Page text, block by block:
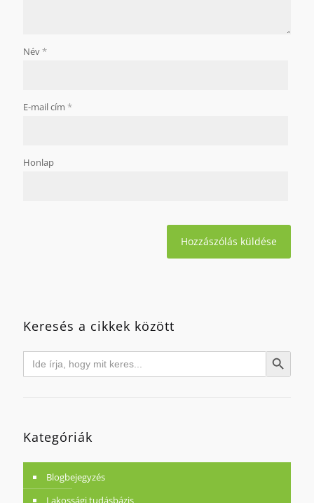
Név*
E-mail cím *
Honlap
Keresés a cikkek között
Search
for: Search Button
Kategóriák
Blogbejegyzés
Lakossági tudásbázis